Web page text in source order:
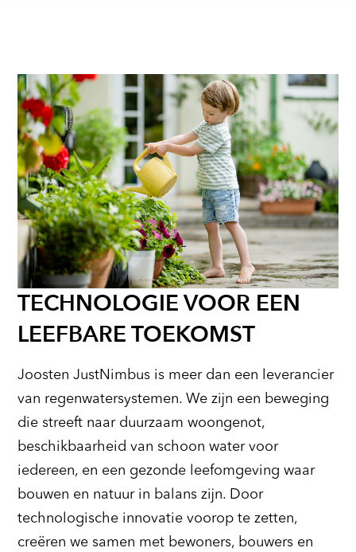
TECHNOLOGIE VOOR EEN
LEEFBARE TOEKOMST
Joosten JustNimbus is meer dan een leverancier
van regenwatersystemen. We zijn een beweging
die streeft naar duurzaam woongenot,
beschikbaarheid van schoon water voor
iedereen, en een gezonde leefomgeving waar
bouwen en natuur in balans zijn. Door
technologische innovatie voorop te zetten,
creëren we samen met bewoners, bouwers en